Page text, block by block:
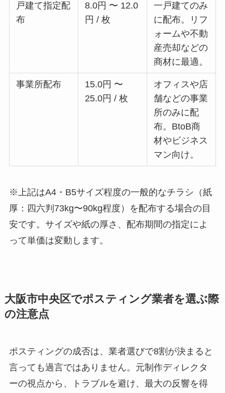
戸建て指定配
布
8.0円 〜 12.0
円 / 枚
一戸建てのみ
に配布。リフ
ォームや不動
産売却などの
商材に最適。
事業所配布
15.0円 〜
25.0円 / 枚
オフィスや店
舗などの事業
所のみに配
布。BtoB商
材やビジネス
マン向け。
※上記はA4・B5サイズ程度の一般的なチラシ（紙
厚：四六判73kg〜90kg程度）を配布する場合の目
安です。サイズや紙の厚さ、配布期間の指定によ
って単価は変動します。
大阪市中央区でポスティング業者を選ぶ際
の注意点
ポスティングの成否は、業者選びで8割が決まると
言っても過言ではありません。元制作ディレクタ
ーの視点から、トラブルを避け、最大の反響を得